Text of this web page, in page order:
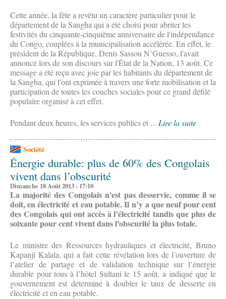
Cette année, la fête a revêtu un caractère particulier pour le
département de la Sangha qui a été choisi pour abriter les
festivités du cinquante-cinquième anniversaire de l'indépendance
du Congo, couplées à la municipalisation accélérée. En effet, le
président de la République, Denis Sassou N’Guesso, l'avait
annoncé lors de son discours sur l'État de la Nation, 13 août. Ce
message a été reçu avec joie par les habitants du département de
la Sangha, qui l'ont exprimée à travers une forte mobilisation et la
participation de toutes les couches sociales pour ce grand défilé
populaire organisé à cet effet.
Pendant deux heures, les services publics et ... Lire la suite
Société
Énergie durable: plus de 60% des Congolais
vivent dans l’obscurité
Dimanche 18 Août 2013 - 17:10
La majorité des Congolais n'est pas desservie, comme il se
doit, en électricité et eau potable. Il n’y a que neuf pour cent
des Congolais qui ont accès à l’électricité tandis que plus de
soixante pour cent vivent dans l’obscurité la plus totale.
Le ministre des Ressources hydrauliques et électricité, Bruno
Kapanji Kalala, qui a fait cette révélation lors de l’ouverture de
l’atelier de partage et de validation technique sur l’énergie
durable pour tous à l’hôtel Sultani le 15 août, a indiqué que le
gouvernement est déterminé à doubler le taux de desserte en
électricité et en eau potable.